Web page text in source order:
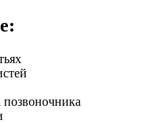
позвоночника